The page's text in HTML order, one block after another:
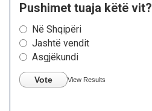
Pushimet tuaja këtë vit?
Në Shqipëri
Jashtë vendit
Asgjëkundi
Vote View Results